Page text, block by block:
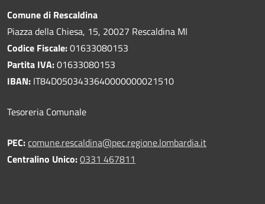
Comune di Rescaldina
Piazza della Chiesa, 15, 20027 Rescaldina MI
Codice Fiscale:01633080153
Partita IVA:01633080153
IBAN: IT84D0503433640000000021510
Tesoreria Comunale
PEC:comune.rescaldina@pec.regione.lombardia.it
Centralino Unico:0331 467811